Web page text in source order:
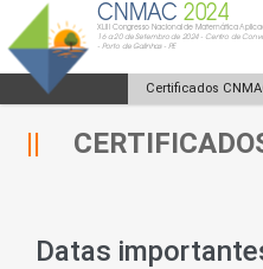
CNMAC2024
XLIII Congresso Nacional de Matemática
16 a 20 de Setembro de 2024 - Centro de
- Porto de Galinhas - PE
Certificados
Datas